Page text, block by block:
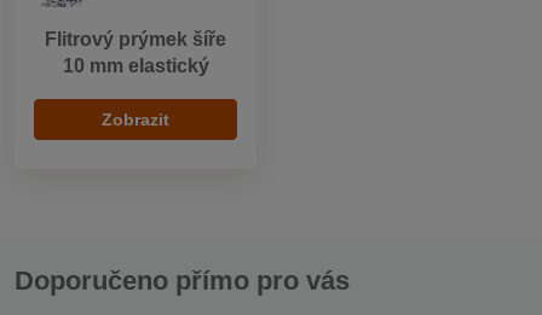
Flitrový prýmek šíře
10 mm elastický
Zobrazit
Doporučeno přímo pro vás